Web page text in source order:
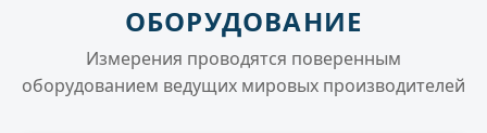
ОБОРУДОВАНИЕ
Измерения проводятся поверенным
оборудованием ведущих мировых производителей